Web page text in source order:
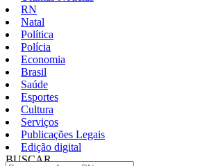
RN
Natal
Política
Polícia
Economia
Brasil
Saúde
Esportes
Cultura
Serviços
Publicações Legais
Edição digital
BUSCAR